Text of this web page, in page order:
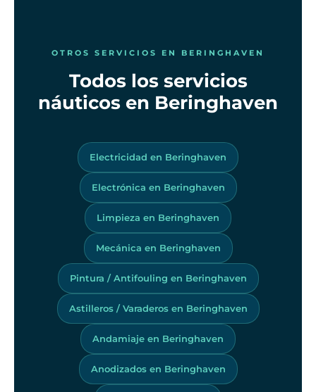
OTROS SERVICIOS EN BERINGHAVEN
Todos los servicios
náuticos en Beringhaven
Electricidad en Beringhaven
Electrónica en Beringhaven
Limpieza en Beringhaven
Mecánica en Beringhaven
Pintura / Antifouling en Beringhaven
Astilleros / Varaderos en Beringhaven
Andamiaje en Beringhaven
Anodizados en Beringhaven